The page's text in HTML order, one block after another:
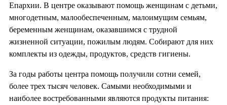
Епархии. В центре оказывают помощь женщинам с детьми,
многодетным, малообеспеченным, малоимущим семьям,
беременным женщинам, оказавшимся с трудной
жизненной ситуации, пожилым людям. Собирают для них
комплекты из одежды, продуктов, средств гигиены.
За годы работы центра помощь получили сотни семей,
более трех тысяч человек. Самыми необходимыми и
наиболее востребованными являются продукты питания: